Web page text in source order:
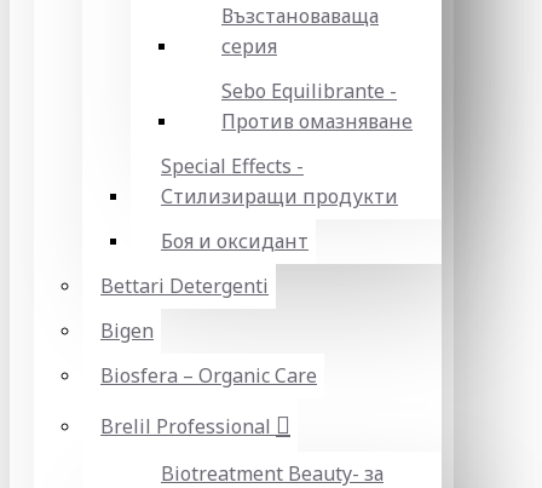
Възстановаваща
серия
Sebo Equilibrante -
Против омазняване
Special Effects -
Стилизиращи продукти
Боя и оксидант
Bettari Detergenti
Bigen
Biosfera – Organic Care
Brelil Professional
Biotreatment Beauty- за